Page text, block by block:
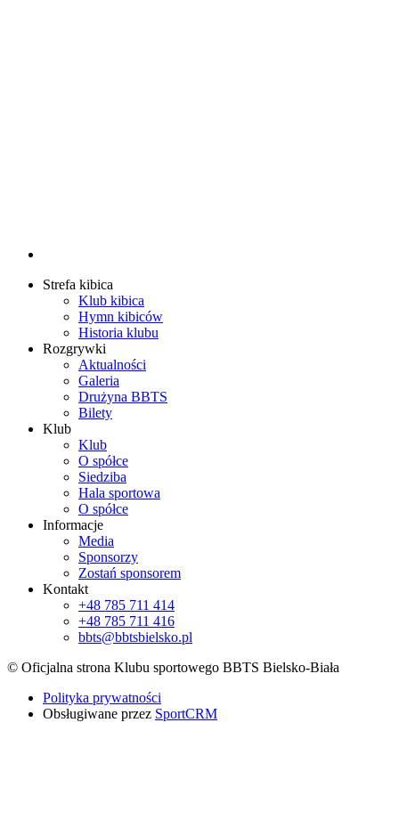
Strefa kibica
Klub kibica
Hymn kibiców
Historia klubu
Rozgrywki
Aktualności
Galeria
Drużyna BBTS
Bilety
Klub
Klub
O spółce
Siedziba
Hala sportowa
O spółce
Informacje
Media
Sponsorzy
Zostań sponsorem
Kontakt
+48 785 711 414
+48 785 711 416
bbts@bbtsbielsko.pl
© Oficjalna strona Klubu sportowego BBTS Bielsko-Biała
Polityka prywatności
Obsługiwane przez SportCRM